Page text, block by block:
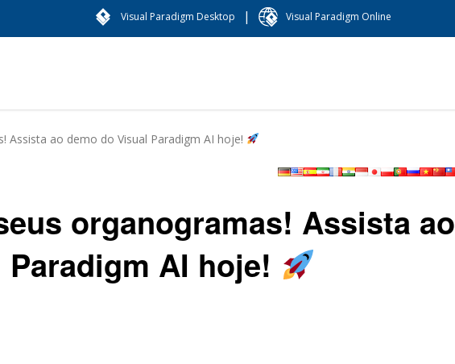
Visual Paradigm Desktop | Visual Paradigm Online
Assista ao demo do Visual Paradigm AI hoje!
organogramas! Assista ao
AI hoje!